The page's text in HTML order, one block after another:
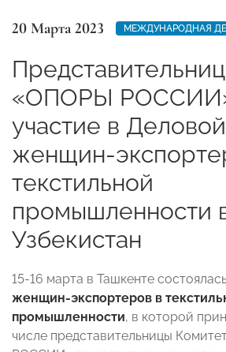
20 Марта 2023 МЕЖДУНАРОДНАЯ
«ОПОРЫ
участие в
женщин-
текстильной
промышленности
Узбекистан
15-16 марта в Ташкенте
женщин-экспортеров в
промышленности, в которой
числе представительницы